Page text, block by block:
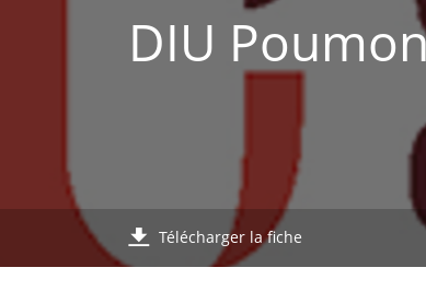
DIU
Télécharger la fiche